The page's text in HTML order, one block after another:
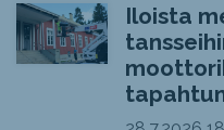
Iloista